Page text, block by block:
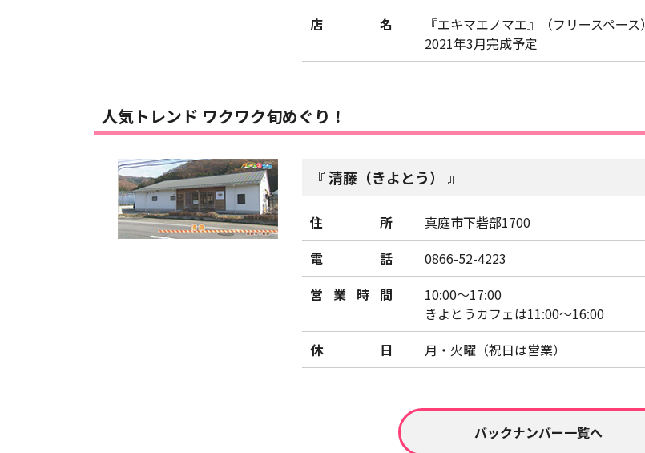
店名
『エキマエノマエ』（フリースペース）
2021年3月完成予定
人気トレンド ワクワク旬めぐり！
清藤（きよとう）
住所
真庭市下砦部1700
電話
0866-52-4223
営業時間
10:00～17:00
きよとうカフェは11:00～16:00
休日
月・火曜（祝日は営業）
バックナンバー一覧へ